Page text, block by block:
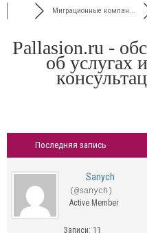
Миграционные компан...
Pallasion.ru -
об услугах
Последняя запись
Sanych
(@sanych)
Active Member
Записи: 11